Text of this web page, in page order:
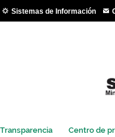
Sistemas de Información
Transparencia Centro de